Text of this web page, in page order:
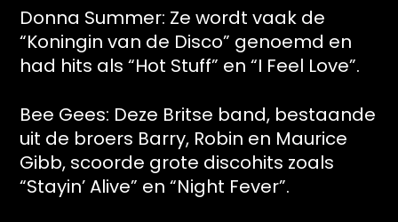
Donna Summer: Ze wordt vaak de
“Koningin van de Disco” genoemd en
had hits als “Hot Stuff” en “I Feel Love”.
Bee Gees: Deze Britse band, bestaande
uit de broers Barry, Robin en Maurice
Gibb, scoorde grote discohits zoals
“Stayin’ Alive” en “Night Fever”.